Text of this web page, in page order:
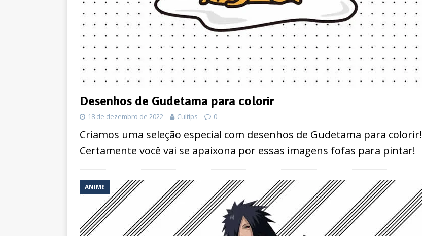
Desenhos de Gudetama para colorir
18 de dezembro de 2022 Cultips 0
Criamos uma seleção especial com desenhos de Gudetama para colorir!
Certamente você vai se apaixona por essas imagens fofas para pintar!
ANIME